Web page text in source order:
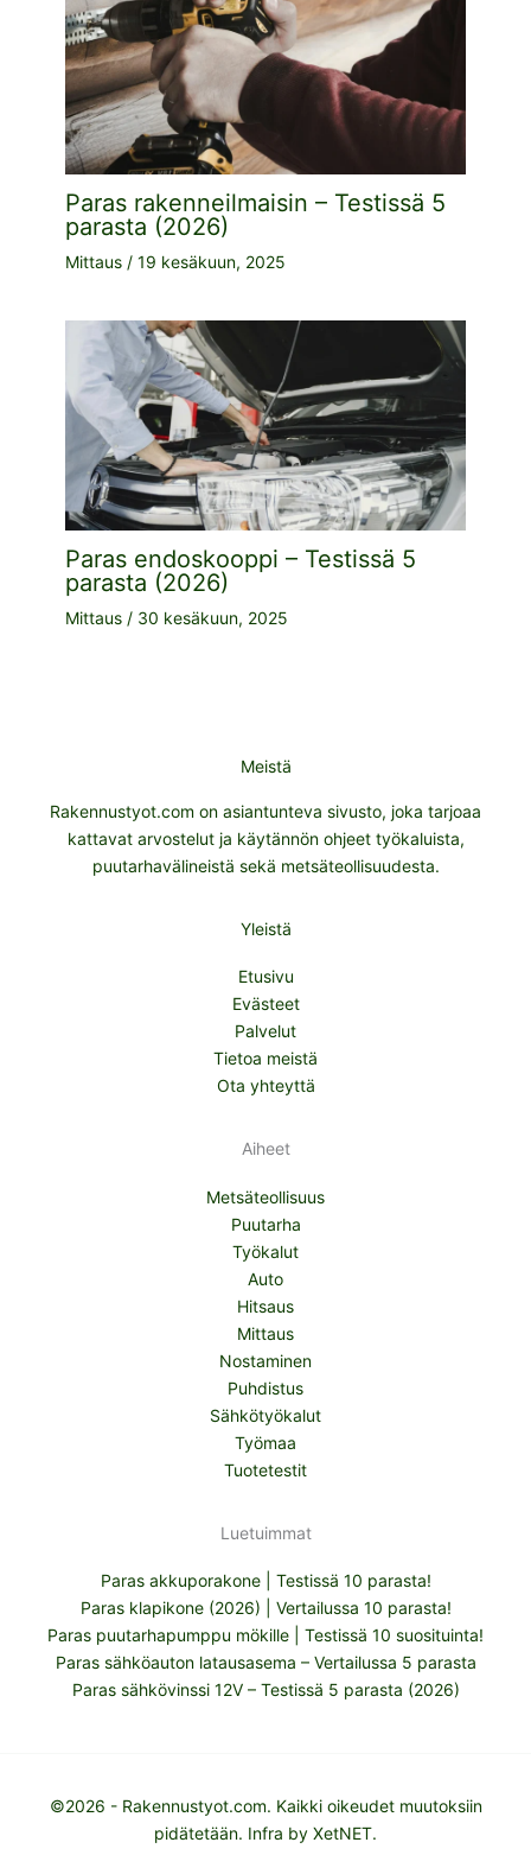
Paras rakenneilmaisin – Testissä 5
parasta (2026)
Mittaus / 19 kesäkuun, 2025
Paras endoskooppi – Testissä 5
parasta (2026)
Mittaus / 30 kesäkuun, 2025
Meistä
Rakennustyot.com on asiantunteva sivusto, joka tarjoaa
kattavat arvostelut ja käytännön ohjeet työkaluista,
puutarhavälineistä sekä metsäteollisuudesta.
Yleistä
Etusivu
Evästeet
Palvelut
Tietoa meistä
Ota yhteyttä
Aiheet
Metsäteollisuus
Puutarha
Työkalut
Auto
Hitsaus
Mittaus
Nostaminen
Puhdistus
Sähkötyökalut
Työmaa
Tuotetestit
Luetuimmat
Paras akkuporakone | Testissä 10 parasta!
Paras klapikone (2026) | Vertailussa 10 parasta!
Paras puutarhapumppu mökille | Testissä 10 suosituinta!
Paras sähköauton latausasema – Vertailussa 5 parasta
Paras sähkövinssi 12V – Testissä 5 parasta (2026)
©2026 - Rakennustyot.com. Kaikki oikeudet muutoksiin
pidätetään. Infra by XetNET.